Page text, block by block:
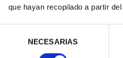
que hayan recopilado a partir
consentimiento
NECESARIAS